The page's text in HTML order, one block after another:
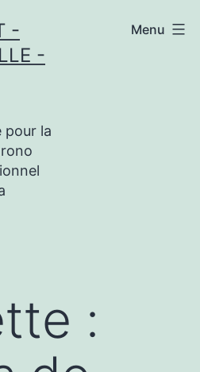
-
-
pour la
Menu
: